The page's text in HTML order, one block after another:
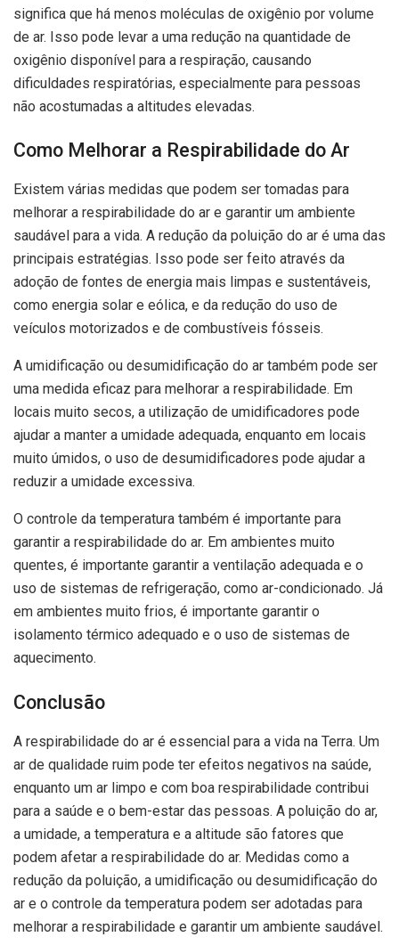
significa que há menos moléculas de oxigênio por volume
de ar. Isso pode levar a uma redução na quantidade de
oxigênio disponível para a respiração, causando
dificuldades respiratórias, especialmente para pessoas
não acostumadas a altitudes elevadas.
Como Melhorar a Respirabilidade do Ar
Existem várias medidas que podem ser tomadas para
melhorar a respirabilidade do ar e garantir um ambiente
saudável para a vida. A redução da poluição do ar é uma das
principais estratégias. Isso pode ser feito através da
adoção de fontes de energia mais limpas e sustentáveis,
como energia solar e eólica, e da redução do uso de
veículos motorizados e de combustíveis fósseis.
A umidificação ou desumidificação do ar também pode ser
uma medida eficaz para melhorar a respirabilidade. Em
locais muito secos, a utilização de umidificadores pode
ajudar a manter a umidade adequada, enquanto em locais
muito úmidos, o uso de desumidificadores pode ajudar a
reduzir a umidade excessiva.
O controle da temperatura também é importante para
garantir a respirabilidade do ar. Em ambientes muito
quentes, é importante garantir a ventilação adequada e o
uso de sistemas de refrigeração, como ar-condicionado. Já
em ambientes muito frios, é importante garantir o
isolamento térmico adequado e o uso de sistemas de
aquecimento.
Conclusão
A respirabilidade do ar é essencial para a vida na Terra. Um
ar de qualidade ruim pode ter efeitos negativos na saúde,
enquanto um ar limpo e com boa respirabilidade contribui
para a saúde e o bem-estar das pessoas. A poluição do ar,
a umidade, a temperatura e a altitude são fatores que
podem afetar a respirabilidade do ar. Medidas como a
redução da poluição, a umidificação ou desumidificação do
ar e o controle da temperatura podem ser adotadas para
melhorar a respirabilidade e garantir um ambiente saudável.